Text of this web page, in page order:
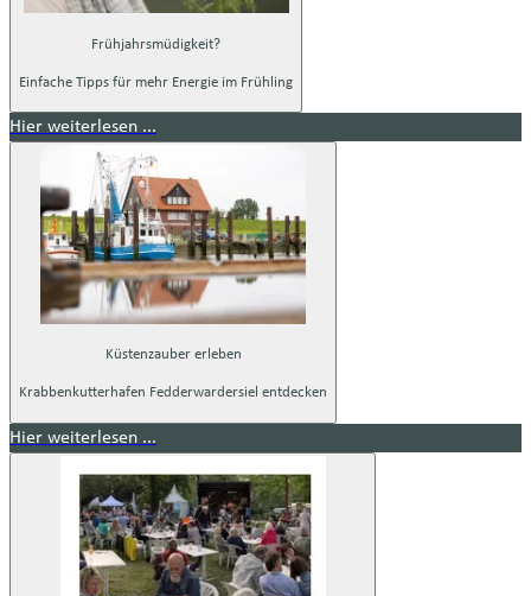
Frühjahrsmüdigkeit?
Einfache Tipps für mehr Energie im Frühling
Hier weiterlesen ...
Küstenzauber erleben
Krabbenkutterhafen Fedderwardersiel entdecken
Hier weiterlesen ...